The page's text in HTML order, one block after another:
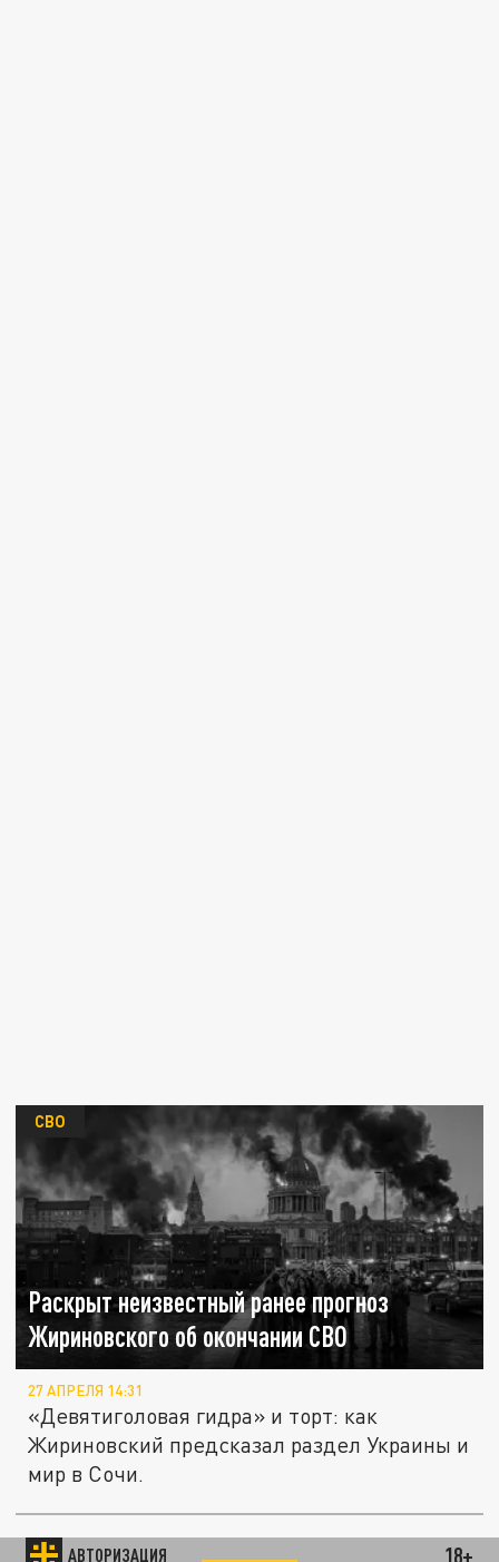
АВТОРИЗАЦИЯ 18+
Раскрыт неизвестный ранее прогноз
Жириновского об окончании СВО
СВО
27 АПРЕЛЯ 14:31
«Девятиголовая гидра» и торт: как
Жириновский предсказал раздел Украины и
мир в Сочи.
Главное пророчество Жириновского на 2026-
ПОЛИТИКА